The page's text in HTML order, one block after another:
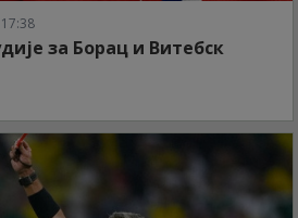
за Борац и Витебск